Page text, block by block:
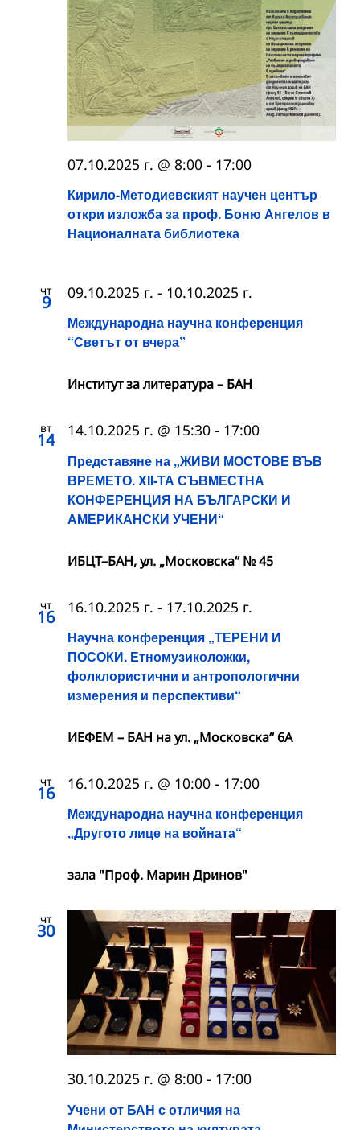
Кирило-Методиевският научен център
откри изложба за проф. Боню Ангелов в
Националната библиотека
07.10.2025 г. @ 8:00 - 17:00
чт
9
Международна научна конференция
“Светът от вчера”
09.10.2025 г. - 10.10.2025 г.
Институт за литература – БАН
вт
14
Представяне на „ЖИВИ МОСТОВЕ ВЪВ
ВРЕМЕТО. XII-ТА СЪВМЕСТНА
КОНФЕРЕНЦИЯ НА БЪЛГАРСКИ И
АМЕРИКАНСКИ УЧЕНИ“
14.10.2025 г. @ 15:30 - 17:00
ИБЦТ–БАН, ул. „Московска“ № 45
чт
16
Научна конференция „ТЕРЕНИ И
ПОСОКИ. Етномузиколожки,
фолклористични и антропологични
измерения и перспективи“
16.10.2025 г. - 17.10.2025 г.
ИЕФЕМ – БАН на ул. „Московска“ 6A
чт
16
Международна научна конференция
„Другото лице на войната“
16.10.2025 г. @ 10:00 - 17:00
зала "Проф. Марин Дринов"
чт
30
Учени от БАН с отличия на
30.10.2025 г. @ 8:00 - 17:00